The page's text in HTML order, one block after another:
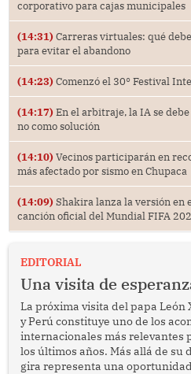
corporativo para cajas municipales
(14:31) Carreras virtuales: qué
para evitar el abandono
(14:23) Comenzó el 30° Festival
(14:17) En el arbitraje, la IA se
no como solución
(14:10) Vecinos participarán en
más afectado por sismo en Chupaca
(14:09) Shakira lanza la versión en
canción oficial del Mundial FIFA
EDITORIAL
Una visita de
La próxima visita del papa León
y Perú constituye uno de los
internacionales más relevantes
los últimos años. Más allá de su
gira representa una